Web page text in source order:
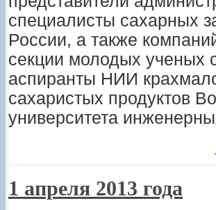
специалисты сахарных
России, а также
секции молодых ученых
аспиранты НИИ
сахаристых продуктов
университета
1 апреля 2013 года